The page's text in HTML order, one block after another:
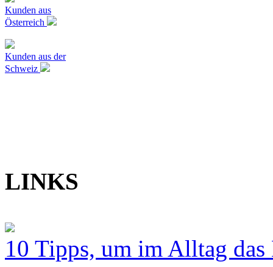
Kunden aus
Österreich
Kunden aus der
Schweiz
LINKS
10 Tipps, um im Alltag